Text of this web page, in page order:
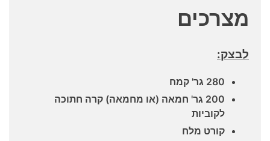
מצרכים
לבצק:
280 גר' קמח
200 גר' חמאה (או מחמאה) קרה חתוכה
לקוביות
קורט מלח